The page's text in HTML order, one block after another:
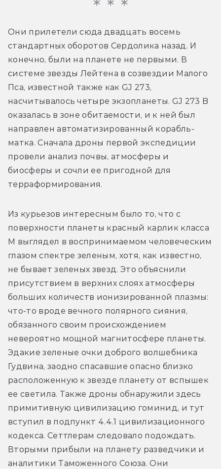
Они прилетели сюда двадцать восемь
стандартных оборотов Сердолика назад. И
конечно, были на планете не первыми. В
системе звезды Лейтена в созвездии Малого
Пса, известной также как GJ 273,
насчитывалось четыре экзопланеты. GJ 273 B
оказалась в зоне обитаемости, и к ней был
направлен автоматизированный корабль-
матка. Сначала дроны первой экспедиции
провели анализ почвы, атмосферы и
биосферы и сочли ее пригодной для
терраформирования.
Из курьезов интересным было то, что с
поверхности планеты красный карлик класса
М выглядел в воспринимаемом человеческим
глазом спектре зеленым, хотя, как известно,
не бывает зеленых звезд. Это объяснили
присутствием в верхних слоях атмосферы
больших количеств ионизированной плазмы:
что-то вроде вечного полярного сияния,
обязанного своим происхождением
невероятно мощной магнитосфере планеты.
Эдакие зеленые очки доброго волшебника
Гудвина, заодно спасавшие опасно близко
расположенную к звезде планету от вспышек
ее светила. Также дроны обнаружили здесь
примитивную цивилизацию гоминид, и тут
вступил в подпункт 4.4.1 цивилизационного
кодекса. Сеттлерам следовало подождать.
Вторыми прибыли на планету разведчики и
аналитики Таможенного Союза. Они